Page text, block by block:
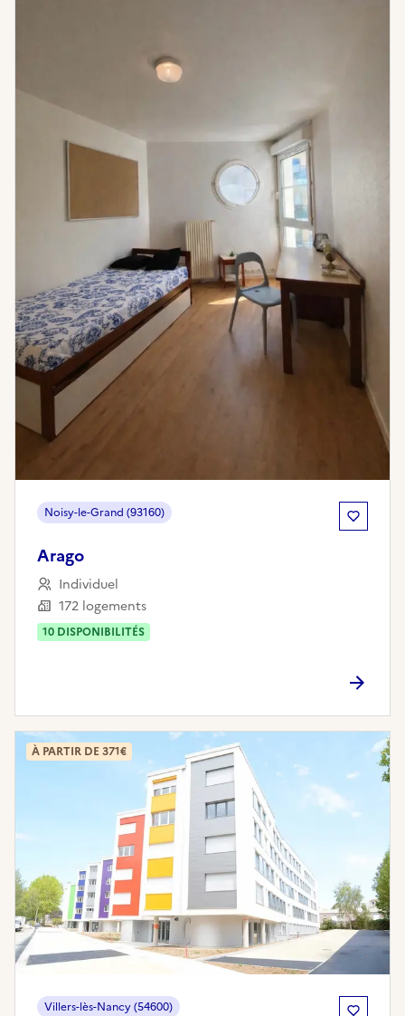
Arago
Individuel
172 logements
10 DISPONIBILITÉS
Noisy-le-Grand (93160)
Villers-lès-Nancy (54600)
À PARTIR DE 371€